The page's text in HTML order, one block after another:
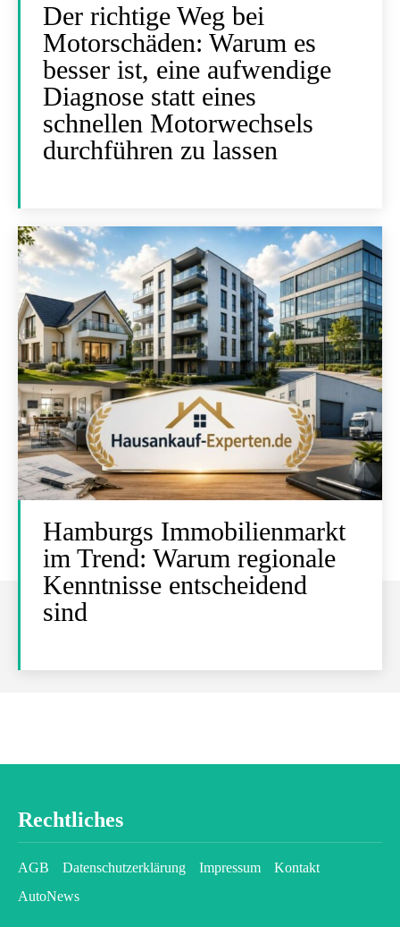
Der richtige Weg bei
Motorschäden: Warum es
besser ist, eine aufwendige
Diagnose statt eines
schnellen Motorwechsels
durchführen zu lassen
Hamburgs Immobilienmarkt
im Trend: Warum regionale
Kenntnisse entscheidend
sind
Rechtliches
AGB Datenschutzerklärung Impressum
Kontakt
AutoNews